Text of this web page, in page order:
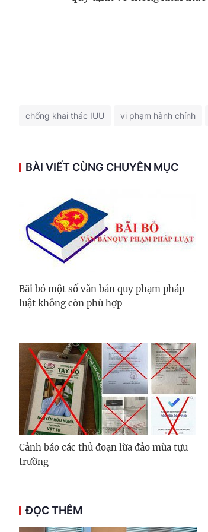
chống khai thác IUU vi phạm hành chính
BÀI VIẾT CÙNG CHUYÊN MỤC
Bãi bỏ một số văn bản quy phạm pháp
luật không còn phù hợp
Cảnh báo các thủ đoạn lừa đảo mùa tựu
trường
ĐỌC THÊM